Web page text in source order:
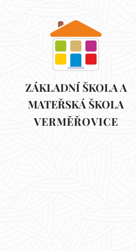
ZÁKLADNÍ ŠKOLA A
MATEŘSKÁ ŠKOLA
VERMĚŘOVICE
VERMĚŘOVICE